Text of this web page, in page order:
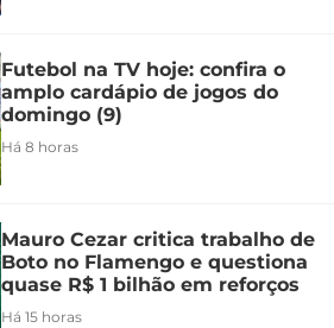
Futebol na TV hoje: confira o
amplo cardápio de jogos do
domingo (9)
Há 8 horas
Mauro Cezar critica trabalho de
Boto no Flamengo e questiona
quase R$ 1 bilhão em reforços
Há 15 horas